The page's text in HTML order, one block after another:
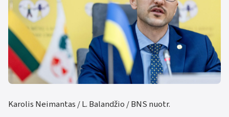
Karolis Neimantas / L. Balandžio / BNS nuotr.